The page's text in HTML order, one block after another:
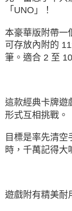
「UNO」！
本豪華版附帶一
可存放內附的
筆。適合 2 至
這款經典卡牌遊
形式互相挑戰。
目標是率先清
時，千萬記得大
遊戲附有精美耐